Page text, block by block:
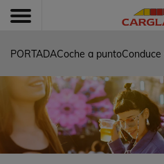
PORTADACoche a punto